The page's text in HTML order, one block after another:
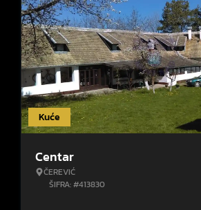
Kuće
Centar
ČEREVIĆ
ŠIFRA: #413830